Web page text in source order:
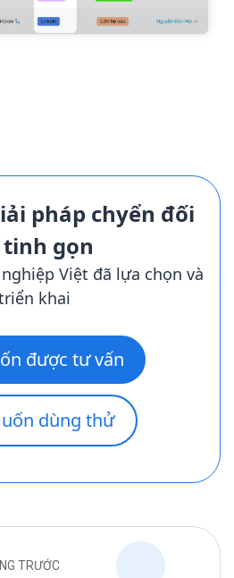
pháp chyển đối
tinh gọn
Việt đã lựa chọn và
khai
được tư vấn
dùng thử
TRƯỚC